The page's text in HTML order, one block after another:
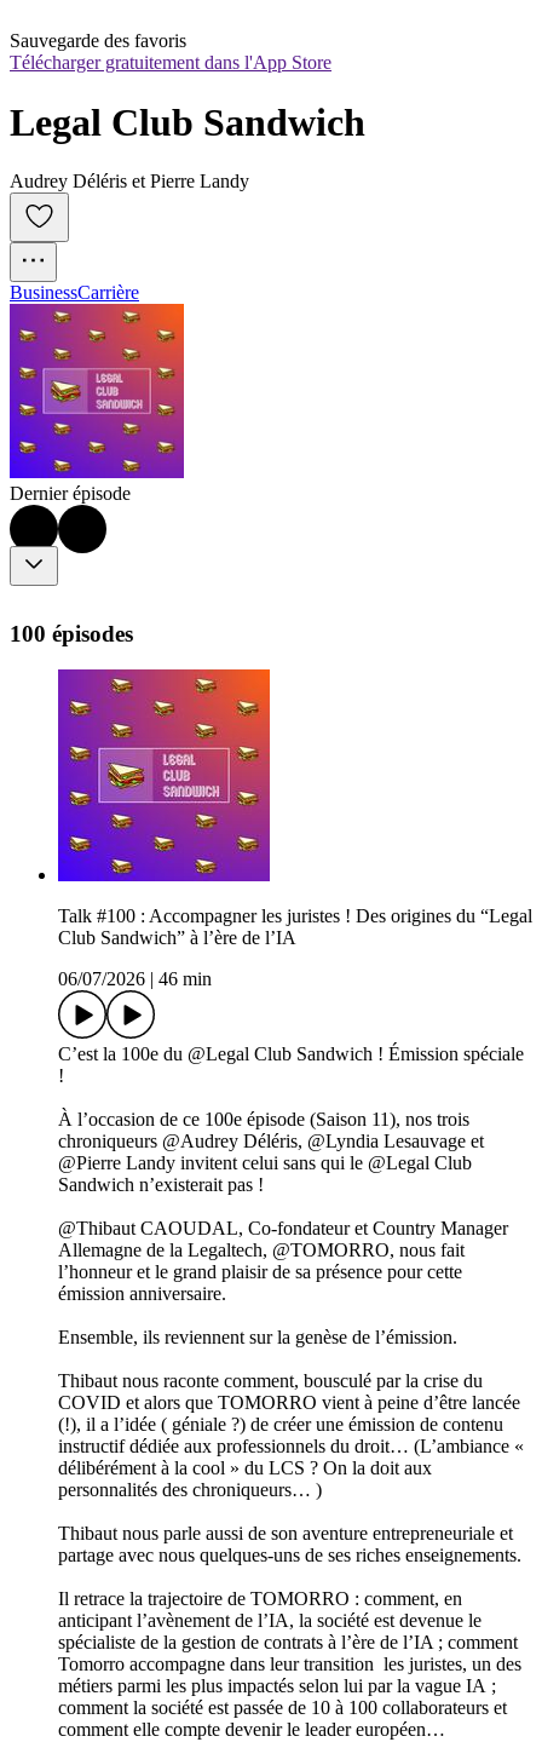
Sauvegarde des favoris
Télécharger gratuitement dans l'App Store
Legal Club Sandwich
Audrey Déléris et Pierre Landy
BusinessCarrière
Dernier épisode
100 épisodes
Talk #100 : Accompagner les juristes ! Des origines du “Legal
Club Sandwich” à l’ère de l’IA
06/07/2026
46 min
C’est la 100e du @Legal Club Sandwich ! Émission spéciale
!
À l’occasion de ce 100e épisode (Saison 11), nos trois
chroniqueurs @Audrey Déléris, @Lyndia Lesauvage et
@Pierre Landy invitent celui sans qui le @Legal Club
Sandwich n’existerait pas !
@Thibaut CAOUDAL, Co-fondateur et Country Manager
Allemagne de la Legaltech, @TOMORRO, nous fait
l’honneur et le grand plaisir de sa présence pour cette
émission anniversaire.
Ensemble, ils reviennent sur la genèse de l’émission.
Thibaut nous raconte comment, bousculé par la crise du
COVID et alors que TOMORRO vient à peine d’être lancée
(!), il a l’idée ( géniale ?) de créer une émission de contenu
instructif dédiée aux professionnels du droit… (L’ambiance «
délibérément à la cool » du LCS ? On la doit aux
personnalités des chroniqueurs… )
Thibaut nous parle aussi de son aventure entrepreneuriale et
partage avec nous quelques-uns de ses riches enseignements.
Il retrace la trajectoire de TOMORRO : comment, en
anticipant l’avènement de l’IA, la société est devenue le
spécialiste de la gestion de contrats à l’ère de l’IA ; comment
Tomorro accompagne dans leur transition les juristes, un des
métiers parmi les plus impactés selon lui par la vague IA ;
comment la société est passée de 10 à 100 collaborateurs et
comment elle compte devenir le leader européen…